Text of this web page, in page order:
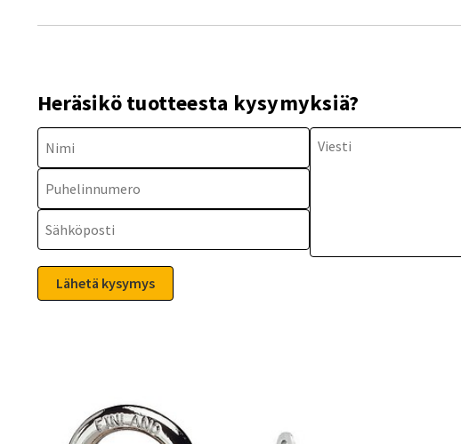
Heräsikö tuotteesta kysymyksiä?